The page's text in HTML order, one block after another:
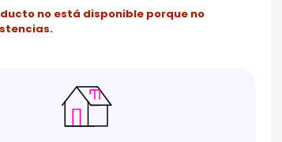
no está disponible porque no